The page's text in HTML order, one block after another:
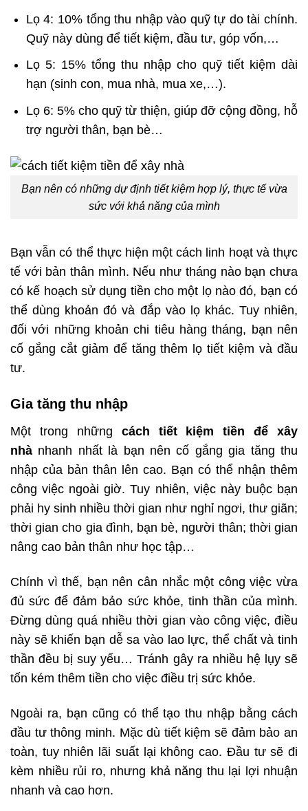
Lọ 4: 10% tổng thu nhập vào quỹ tự do tài chính.
Quỹ này dùng để tiết kiệm, đầu tư, góp vốn,…
Lọ 5: 15% tổng thu nhập cho quỹ tiết kiệm dài
hạn (sinh con, mua nhà, mua xe,…).
Lọ 6: 5% cho quỹ từ thiện, giúp đỡ cộng đồng, hỗ
trợ người thân, bạn bè…
Bạn nên có những dự định tiết kiệm hợp lý, thực tế vừa
sức với khả năng của mình
Bạn vẫn có thể thực hiện một cách linh hoạt và thực
tế với bản thân mình. Nếu như tháng nào bạn chưa
có kế hoạch sử dụng tiền cho một lọ nào đó, bạn có
thể dùng khoản đó và đắp vào lọ khác. Tuy nhiên,
đối với những khoản chi tiêu hàng tháng, bạn nên
cố gắng cắt giảm để tăng thêm lọ tiết kiệm và đầu
tư.
Gia tăng thu nhập
Một trong những cách tiết kiệm tiền để xây
nhà nhanh nhất là bạn nên cố gắng gia tăng thu
nhập của bản thân lên cao. Bạn có thể nhận thêm
công việc ngoài giờ. Tuy nhiên, việc này buộc bạn
phải hy sinh nhiều thời gian như nghỉ ngơi, thư giãn;
thời gian cho gia đình, bạn bè, người thân; thời gian
nâng cao bản thân như học tập…
Chính vì thế, bạn nên cân nhắc một công việc vừa
đủ sức để đảm bảo sức khỏe, tinh thần của mình.
Đừng dùng quá nhiều thời gian vào công việc, điều
này sẽ khiến bạn dễ sa vào lao lực, thể chất và tinh
thần đều bị suy yếu… Tránh gây ra nhiều hệ lụy sẽ
tốn kém thêm tiền cho việc điều trị sức khỏe.
Ngoài ra, bạn cũng có thể tạo thu nhập bằng cách
đầu tư thông minh. Mặc dù tiết kiệm sẽ đảm bảo an
toàn, tuy nhiên lãi suất lại không cao. Đầu tư sẽ đi
kèm nhiều rủi ro, nhưng khả năng thu lại lợi nhuận
nhanh và cao hơn.